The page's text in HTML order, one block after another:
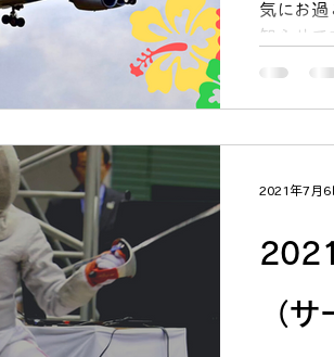
気にお過
知らせで
（
2021年7月6